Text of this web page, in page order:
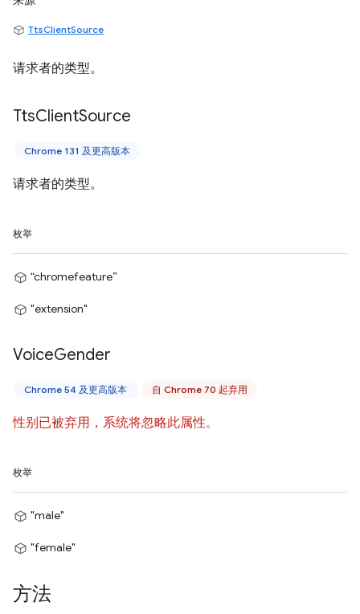
TtsClientSource
请求者的类型。
TtsClientSource
Chrome 131 及更高版本
请求者的类型。
枚举
“chromefeature”
"extension"
VoiceGender
Chrome 54 及更高版本 自 Chrome 70 起弃用
性别已被弃用，系统将忽略此属性。
枚举
"male"
"female"
方法